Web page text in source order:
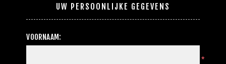
UW PERSOONLIJKE GEGEVENS
VOORNAAM:
*